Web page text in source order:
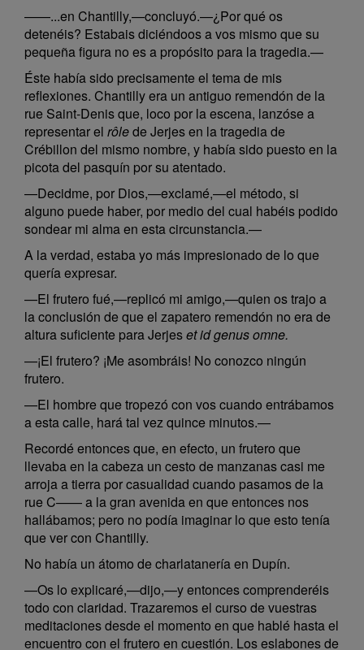
——...en Chantilly,—concluyó.—¿Por qué os
detenéis? Estabais diciéndoos a vos mismo que su
pequeña figura no es a propósito para la tragedia.—
Éste había sido precisamente el tema de mis
reflexiones. Chantilly era un antiguo remendón de la
rue Saint-Denis que, loco por la escena, lanzóse a
representar el rôlede Jerjes en la tragedia de
Crébillon del mismo nombre, y había sido puesto en la
picota del pasquín por su atentado.
—Decidme, por Dios,—exclamé,—el método, si
alguno puede haber, por medio del cual habéis podido
sondear mi alma en esta circunstancia.—
A la verdad, estaba yo más impresionado de lo que
quería expresar.
—El frutero fué,—replicó mi amigo,—quien os trajo a
la conclusión de que el zapatero remendón no era de
altura suficiente para Jerjeset id genus omne.
—¡El frutero? ¡Me asombráis! No conozco ningún
frutero.
—El hombre que tropezó con vos cuando entrábamos
a esta calle, hará tal vez quince minutos.—
Recordé entonces que, en efecto, un frutero que
llevaba en la cabeza un cesto de manzanas casi me
arroja a tierra por casualidad cuando pasamos de la
rue C—— a la gran avenida en que entonces nos
hallábamos; pero no podía imaginar lo que esto tenía
que ver con Chantilly.
No había un átomo de charlatanería en Dupín.
—Os lo explicaré,—dijo,—y entonces comprenderéis
todo con claridad. Trazaremos el curso de vuestras
meditaciones desde el momento en que hablé hasta el
encuentro con el frutero en cuestión. Los eslabones de